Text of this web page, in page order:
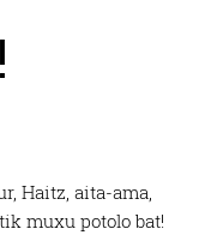
Haitz, aita-ama,
muxu potolo bat!